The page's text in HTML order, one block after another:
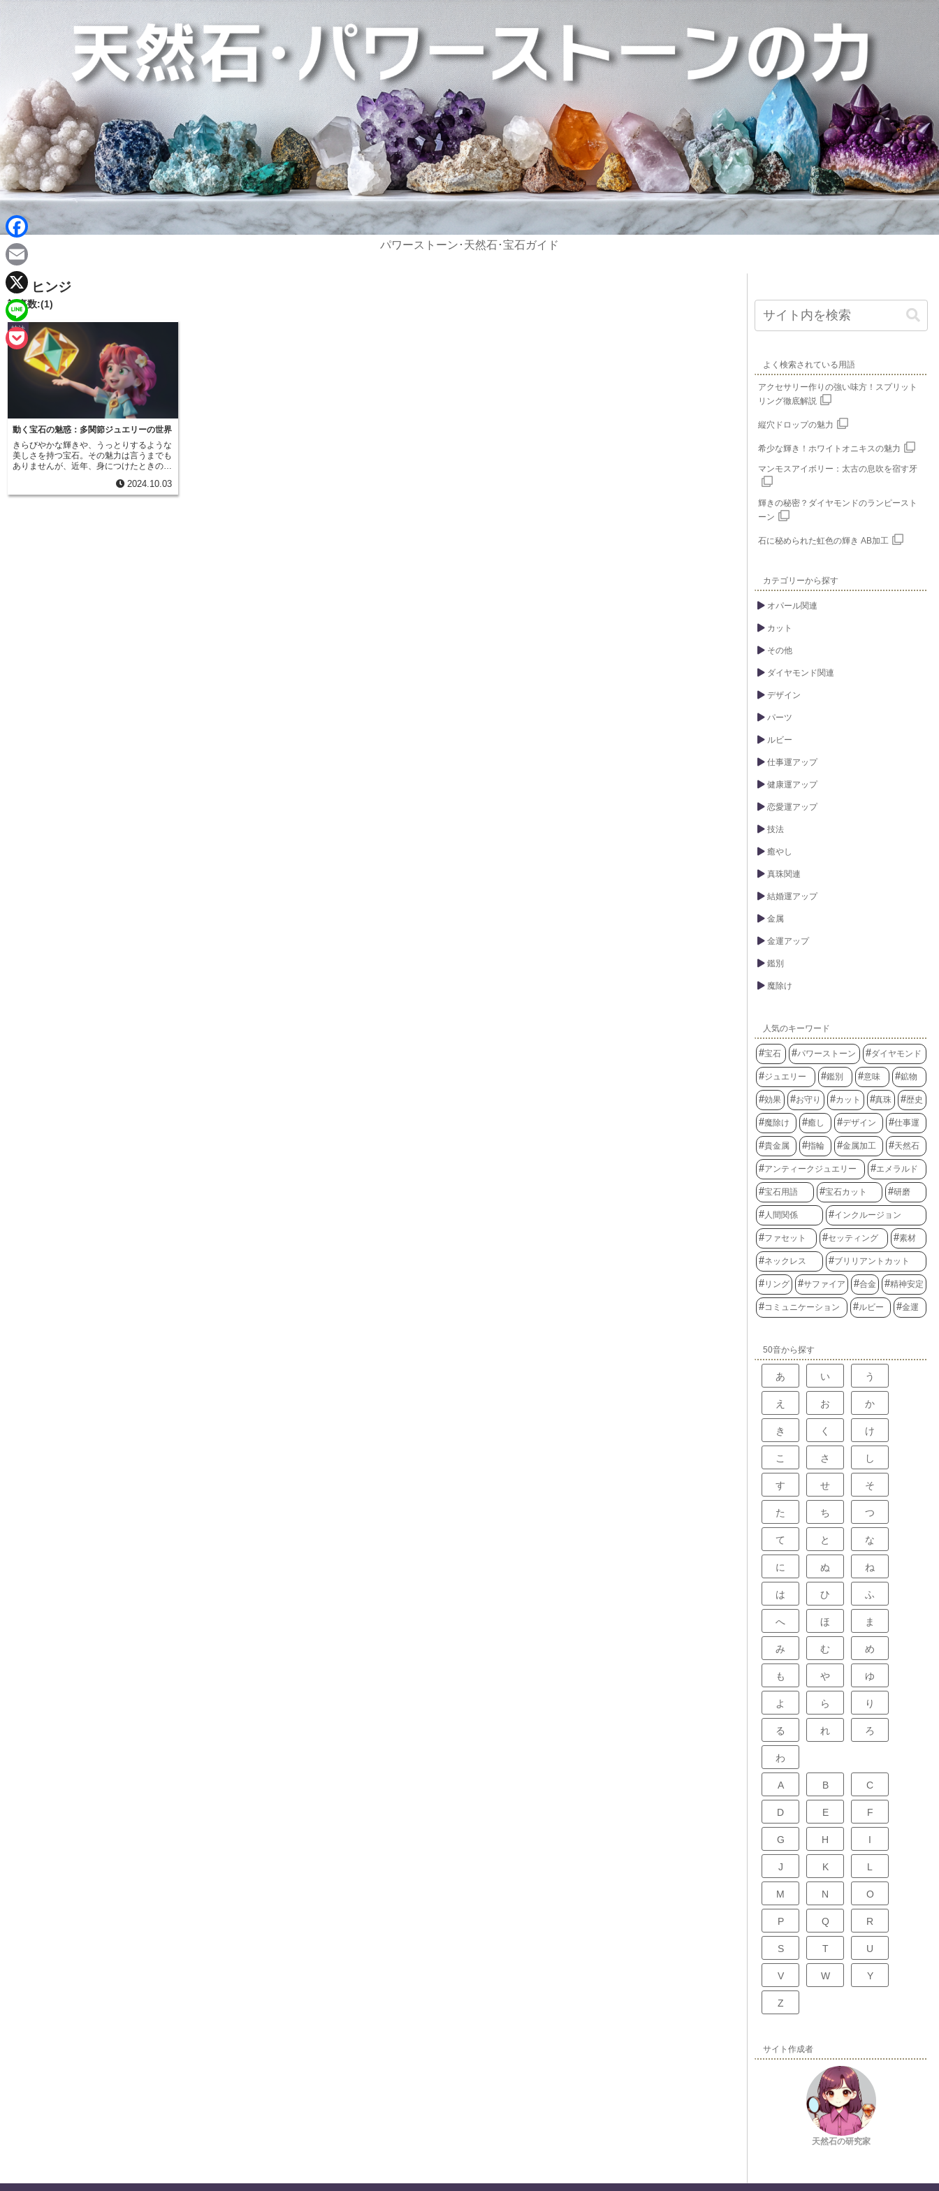
パワーストーン･天然石･宝石ガイド
ヒンジ
記事数:(1)
技法
動く宝石の魅惑：多関節ジュエリーの世界
きらびやかな輝きや、うっとりするような
美しさを持つ宝石。その魅力は言うまでも
ありませんが、近年、身につけたときの動
注目を集めています。それが「多関節ジュ
エリー」です。従来の宝石は、どちらかと
2024.10.03
よく検索されている用語
アクセサリー作りの強い味方！スプリット
リング徹底解説
縦穴ドロップの魅力
希少な輝き！ホワイトオニキスの魅力
マンモスアイボリー：太古の息吹を宿す牙
輝きの秘密？ダイヤモンドのランピースト
ーン
石に秘められた虹色の輝き AB加工
カテゴリーから探す
オパール関連
カット
その他
ダイヤモンド関連
デザイン
パーツ
ルビー
仕事運アップ
健康運アップ
恋愛運アップ
技法
癒やし
真珠関連
結婚運アップ
金属
金運アップ
鑑別
魔除け
人気のキーワード
宝石 パワーストーン ダイヤモンド
ジュエリー 鑑別 意味 鉱物
効果 お守り カット 真珠 歴史
魔除け 癒し デザイン 仕事運
貴金属 指輪 金属加工 天然石
アンティークジュエリー エメラルド
宝石用語 宝石カット 研磨
人間関係 インクルージョン
ファセット セッティング 素材
ネックレス ブリリアントカット
リング サファイア 合金 精神安定
コミュニケーション ルビー 金運
50音から探す
あ い う
え お か
き く け
こ さ し
す せ そ
た ち つ
て と な
に ぬ ね
は ひ ふ
へ ほ ま
み む め
も や ゆ
よ ら り
る れ ろ
わ
A B C
D E F
G H I
J K L
M N O
P Q R
S T U
V W Y
Z
サイト作成者
天然石の研究家
F
a
c
e
b
E
m
a
i
X
L